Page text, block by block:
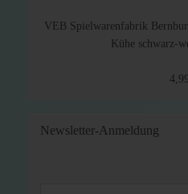
VEB Spielwarenfabrik
Kühe schwarz-
Newsletter-Anmeldung